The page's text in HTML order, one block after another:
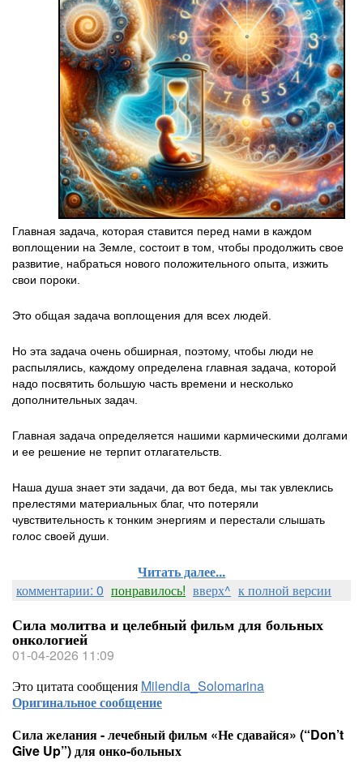
Главная задача, которая ставится перед нами в каждом
воплощении на Земле, состоит в том, чтобы продолжить свое
развитие, набраться нового положительного опыта, изжить
свои пороки.
Это общая задача воплощения для всех людей.
Но эта задача очень обширная, поэтому, чтобы люди не
распылялись, каждому определена главная задача, которой
надо посвятить большую часть времени и несколько
дополнительных задач.
Главная задача определяется нашими кармическими долгами
и ее решение не терпит отлагательств.
Наша душа знает эти задачи, да вот беда, мы так увлеклись
прелестями материальных благ, что потеряли
чувствительность к тонким энергиям и перестали слышать
голос своей души.
Читать далее...
комментарии: 0 понравилось! вверх^ к полной версии
Сила молитва и целебный фильм для больных
онкологией
01-04-2026 11:09
Это цитата сообщения Milendia_Solomarina
Оригинальное сообщение
Сила желания - лечебный фильм «Не сдавайся» (“Don’t
Give Up”) для онко-больных